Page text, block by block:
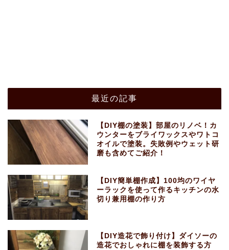
最近の記事
【DIY棚の塗装】部屋のリノベ！カ
ウンターをブライワックスやワトコ
オイルで塗装。失敗例やウェット研
磨も含めてご紹介！
【DIY簡単棚作成】100均のワイヤ
ーラックを使って作るキッチンの水
切り兼用棚の作り方
【DIY造花で飾り付け】ダイソーの
造花でおしゃれに棚を装飾する方